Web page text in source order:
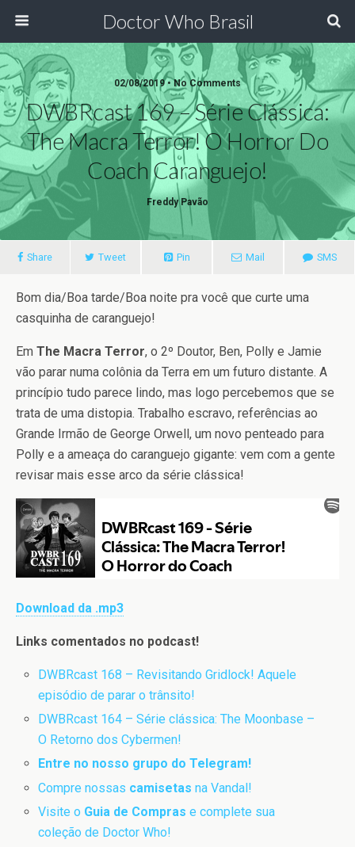
Doctor Who Brasil
02/08/2019 • No Comments
DWBRcast 169 – Série Clássica:
The Macra Terror! O Horror Do
Coach Caranguejo!
Freddy Pavão
Share Tweet Pin Mail SMS
Bom dia/Boa tarde/Boa noite pra você que curte uma
casquinha de caranguejo!
Em The Macra Terror, o 2º Doutor, Ben, Polly e Jamie
vão parar numa colônia da Terra em um futuro distante. A
princípio tudo parece lindo, mas logo percebemos que se
trata de uma distopia. Trabalho escravo, referências ao
Grande Irmão de George Orwell, um novo penteado para
Polly e a ameaça do caranguejo gigante: vem com a gente
revisar mais esse arco da série clássica!
Download da .mp3
Links comentados no podcast!
DWBRcast 168 – Revisitando Gridlock! Aquele
episódio de parar o trânsito!
DWBRcast 164 – Série clássica: The Moonbase –
O Retorno dos Cybermen!
Entre no nosso grupo do Telegram!
Compre nossas camisetas na Vandal!
Visite o Guia de Compras e complete sua
coleção de Doctor Who!